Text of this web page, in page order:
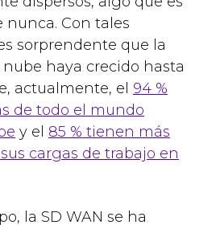
nunca. Con tales
sorprendente que la
haya crecido hasta
actualmente, el 94 %
de todo el mundo
y el 85 % tienen más
cargas de trabajo en
la SD WAN se ha